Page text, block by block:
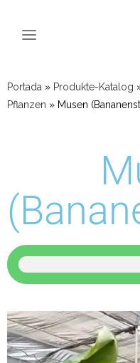
Portada » Produkte-Katalog
Pflanzen » Musen